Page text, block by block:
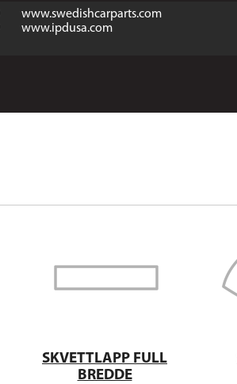
www.swedishcarparts.com
www.ipdusa.com
SKVETTLAPP FULL
BREDDE